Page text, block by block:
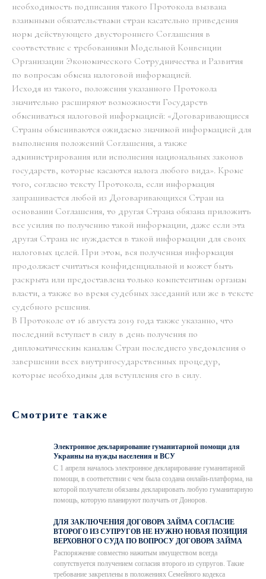
необходимость подписания такого Протокола вызвана
взаимными обязательствами стран касательно приведения
норм действующего двустороннего Соглашения в
соответствие с требованиями Модельной Конвенции
Организации Экономического Сотрудничества и Развития
по вопросам обмена налоговой информацией.
Исходя из такого, положения указанного Протокола
значительно расширяют возможности Государств
обмениваться налоговой информацией: «Договаривающиеся
Страны обмениваются ожидаемо значимой информацией для
выполнения положений Соглашения, а также
администрирования или исполнения национальных законов
государств, которые касаются налога любого вида». Кроме
того, согласно тексту Протокола, если информация
запрашивается любой из Договаривающихся Стран на
основании Соглашения, то другая Страна обязана приложить
все усилия по получению такой информации, даже если эта
другая Страна не нуждается в такой информации для своих
налоговых целей. При этом, вся полученная информация
продолжает считаться конфиденциальной и может быть
раскрыта или предоставлена только компетентным органам
власти, а также во время судебных заседаний или же в тексте
судебного решения.
В Протоколе от 16 августа 2019 года также указанно, что
последний вступает в силу в день получения по
дипломатическим каналам Стран последнего уведомления о
завершении всех внутригосударственных процедур,
которые необходимы для вступления его в силу.
Смотрите также
Электронное декларирование гуманитарной помощи для
Украины на нужды населения и ВСУ
С 1 апреля началось электронное декларирование гуманитарной
помощи, в соответствии с чем была создана онлайн-платформа, на
которой получатели обязаны декларировать любую гуманитарную
помощь, которую планируют получать от Доноров.
ДЛЯ ЗАКЛЮЧЕНИЯ ДОГОВОРА ЗАЙМА СОГЛАСИЕ
ВТОРОГО ИЗ СУПРУГОВ НЕ НУЖНО НОВАЯ ПОЗИЦИЯ
ВЕРХОВНОГО СУДА ПО ВОПРОСУ ДОГОВОРА ЗАЙМА
Распоряжение совместно нажитым имуществом всегда
сопутствуется получением согласия второго из супругов. Такие
требование закреплены в положениях Семейного кодекса